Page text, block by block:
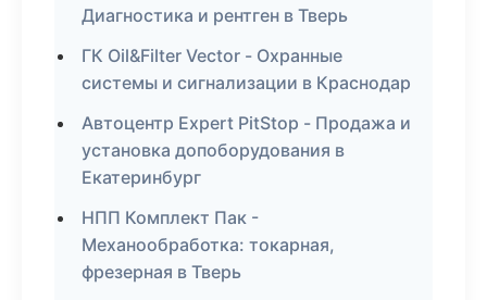
Диагностика и рентген в Тверь
ГК Oil&Filter Vector - Охранные
системы и сигнализации в Краснодар
Автоцентр Expert PitStop - Продажа и
установка допоборудования в
Екатеринбург
НПП Комплект Пак -
Механообработка: токарная,
фрезерная в Тверь